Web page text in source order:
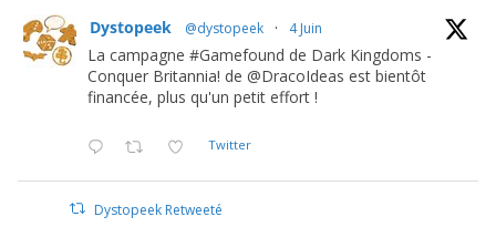
Dystopeek @dystopeek · 4 Juin
La campagne #Gamefound de Dark Kingdoms -
Conquer Britannia! de @DracoIdeas est bientôt
financée, plus qu'un petit effort !
Twitter
Dystopeek Retweeté